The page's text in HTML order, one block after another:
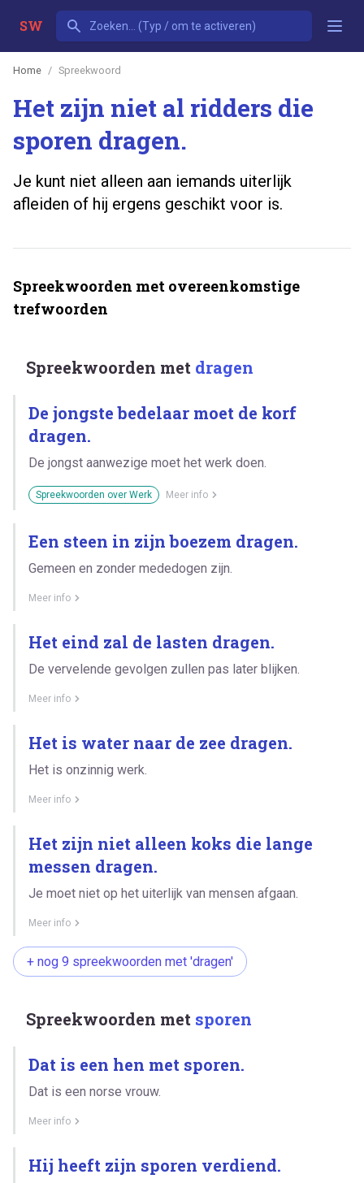
SW
Home Spreekwoord
Het zijn niet al ridders die
sporen dragen.
Je kunt niet alleen aan iemands uiterlijk
afleiden of hij ergens geschikt voor is.
Spreekwoorden met overeenkomstige
trefwoorden
Spreekwoorden met dragen
De jongste bedelaar moet de korf
dragen.
De jongst aanwezige moet het werk doen.
Spreekwoorden over Werk Meer info
Een steen in zijn boezem dragen.
Gemeen en zonder mededogen zijn.
Meer info
Het eind zal de lasten dragen.
De vervelende gevolgen zullen pas later blijken.
Meer info
Het is water naar de zee dragen.
Het is onzinnig werk.
Meer info
Het zijn niet alleen koks die lange
messen dragen.
Je moet niet op het uiterlijk van mensen afgaan.
Meer info
+ nog 9 spreekwoorden met 'dragen'
Spreekwoorden met sporen
Dat is een hen met sporen.
Dat is een norse vrouw.
Meer info
Hij heeft zijn sporen verdiend.